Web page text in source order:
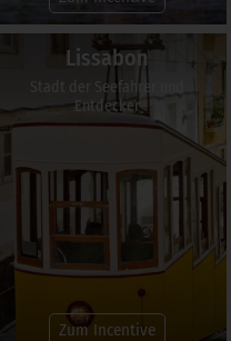
Lissabon
Stadt der Seefahrer und
Entdecker
Zum Incentive